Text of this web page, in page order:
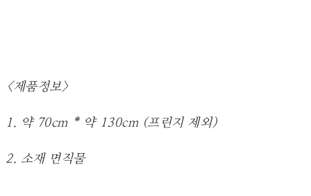
<제품정보>
1. 약 70cm * 약 130cm (프린지 제외)
2. 소재 면직물